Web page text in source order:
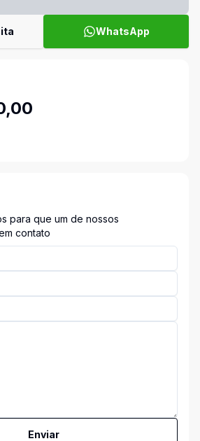
WhatsApp
para que um de nossos
contato
Enviar